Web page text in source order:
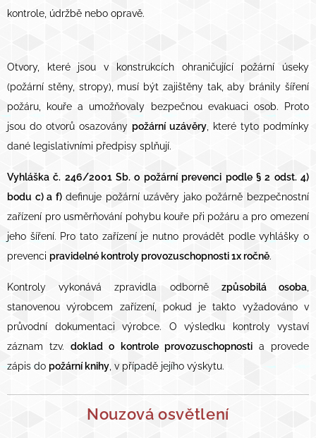
kontrole, údržbě nebo opravě.
Otvory, které jsou v konstrukcích ohraničující požární úseky
(požární stěny, stropy), musí být zajištěny tak, aby bránily šíření
požáru, kouře a umožňovaly bezpečnou evakuaci osob. Proto
jsou do otvorů osazovány požární uzávěry , které tyto podmínky
dané legislativními předpisy splňují.
Vyhláška č. 246/2001 Sb. o požární prevenci podle § 2 odst. 4)
bodu c) a f)definuje požární uzávěry jako požárně bezpečnostní
zařízení pro usměrňování pohybu kouře při požáru a pro omezení
jeho šíření. Pro tato zařízení je nutno provádět podle vyhlášky o
prevenci pravidelné kontroly provozuschopnosti 1x ročně.
Kontroly vykonává zpravidla odborně způsobilá osoba
stanovenou výrobcem zařízení, pokud je takto vyžadováno v
průvodní dokumentaci výrobce. O výsledku kontroly vystaví
záznam tzv.doklad o kontrole provozuschopnostia provede
zápis do požární knihy , v případě jejího výskytu.
Nouzová osvětlení